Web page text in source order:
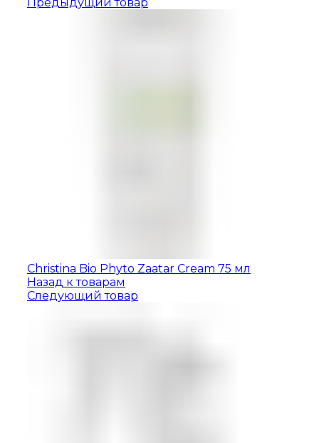
Christina Bio Phyto Zaatar Cream 75 мл
Назад к товарам
Следующий товар